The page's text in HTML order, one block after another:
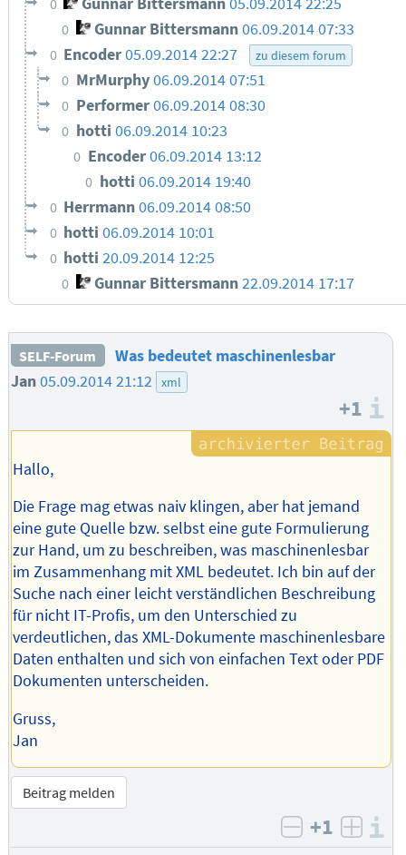
0 Gunnar Bittersmann 06.09.2014 07:33
0 Encoder05.09.2014 22:27 zu diesem forum
0 MrMurphy06.09.2014 07:51
0 Performer06.09.2014 08:30
0 hotti 06.09.2014 10:23
0 Encoder06.09.2014 13:12
0 hotti06.09.2014 19:40
0 Herrmann06.09.2014 08:50
0 hotti06.09.2014 10:01
0 hotti20.09.2014 12:25
0 Gunnar Bittersmann 22.09.2014 17:17
SELF-Forum
Was bedeutet maschinenlesbar
Jan05.09.2014 21:12 xml
+1
Hallo,
Die Frage mag etwas naiv klingen, aber hat jemand
eine gute Quelle bzw. selbst eine gute Formulierung
zur Hand, um zu beschreiben, was maschinenlesbar
im Zusammenhang mit XML bedeutet. Ich bin auf der
Suche nach einer leicht verständlichen Beschreibung
für nicht IT-Profis, um den Unterschied zu
verdeutlichen, das XML-Dokumente maschinenlesbare
Daten enthalten und sich von einfachen Text oder PDF
Dokumenten unterscheiden.
Gruss,
Jan
Beitrag melden
negativ
+1